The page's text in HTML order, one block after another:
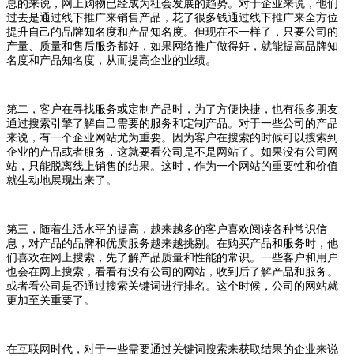
总的来说，网上购物已经成为社会发展的趋势。对于企业来说，他们
过去是通过线下推广来销售产品，花了很多钱通过线下推广来全方位
提升自己的品牌知名度和产品知名度。但现在不一样了，只要公司的
产量、质量和售后服务都好，如果网络推广做得好，就能提高品牌知
名度和产品知名度，从而提高企业的业绩。
第二，客户在寻找服务或定制产品时，为了方便快捷，也有很多朋友
通过搜索引擎了解自己需要的服务和定制产品。对于一些公司的产品
来说，有一个企业网站尤为重要。因为客户在搜索的时候可以搜索到
企业的产品或者服务，这就要看公司是不是网站了。如果没有公司网
站，只能脱离线上销售的结果。这时，作为一个网站的重要性和价值
就生动地展现出来了。
第三，随着生活水平的提高，越来越多的客户喜欢阅读各种常识信
息，对产品的品牌和优质服务越来越挑剔。在购买产品和服务时，他
们喜欢在网上搜索，先了解产品质量和性能的常识。一些客户和用户
也会在网上搜索，看看有没有公司的网站，收到后了解产品和服务。
或者看公司是否通过搜索关键词进行排名。这个时候，公司的网站就
更加至关重要了。
在互联网时代，对于一些需要通过关键词搜索来获取结果的企业来说